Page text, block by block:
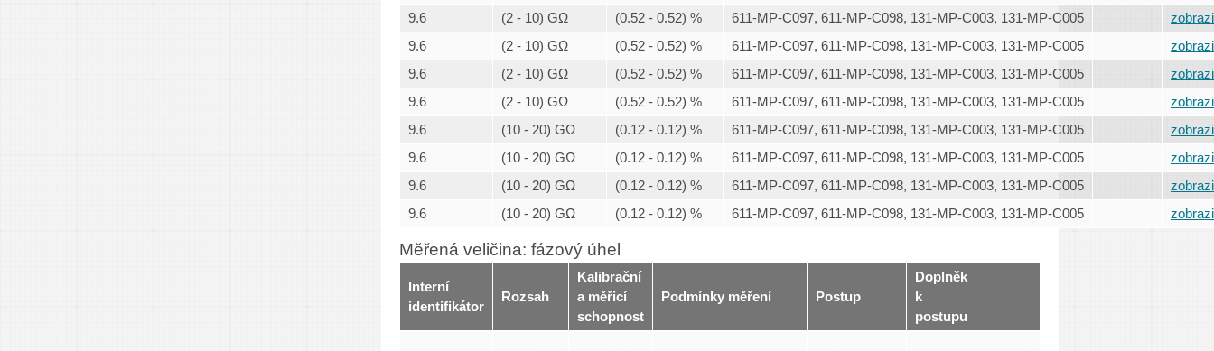
9.6
(2 - 10) GΩ (0.52 - 0.52) % 611-MP-C097, 611-MP-C098, 131-MP-C003, 131-MP-C005
9.6
(2 - 10) GΩ (0.52 - 0.52) % 611-MP-C097, 611-MP-C098, 131-MP-C003, 131-MP-C005
9.6
(2 - 10) GΩ (0.52 - 0.52) % 611-MP-C097, 611-MP-C098, 131-MP-C003, 131-MP-C005
9.6
(2 - 10) GΩ (0.52 - 0.52) % 611-MP-C097, 611-MP-C098, 131-MP-C003, 131-MP-C005
9.6
(10 - 20) GΩ (0.12 - 0.12) % 611-MP-C097, 611-MP-C098, 131-MP-C003, 131-MP-C005
9.6
(10 - 20) GΩ (0.12 - 0.12) % 611-MP-C097, 611-MP-C098, 131-MP-C003, 131-MP-C005
9.6
(10 - 20) GΩ (0.12 - 0.12) % 611-MP-C097, 611-MP-C098, 131-MP-C003, 131-MP-C005
9.6
(10 - 20) GΩ (0.12 - 0.12) % 611-MP-C097, 611-MP-C098, 131-MP-C003, 131-MP-C005
Měřená veličina: fázový úhel
Interní
identifikátor
Rozsah
Kalibrační
a měřicí
schopnost
Podmínky měření Postup
Doplněk
k
postupu